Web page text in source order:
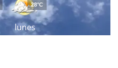
lunes
28°C